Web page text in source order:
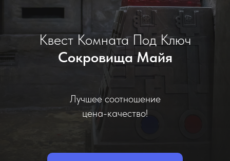
Квест Комната Под Ключ
Cокровища Майя
Лучшее соотношение
цена-качество!